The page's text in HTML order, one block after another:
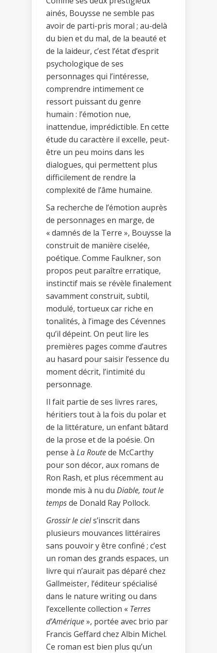
ainés, Bouysse ne semble pas
avoir de parti-pris moral ; au-delà
du bien et du mal, de la beauté et
de la laideur, c’est l’état d’esprit
psychologique de ses
personnages qui l’intéresse,
comprendre intimement ce
ressort puissant du genre
humain : l’émotion nue,
inattendue, imprédictible. En cette
étude du caractère il excelle, peut-
être un peu moins dans les
dialogues, qui permettent plus
difficilement de rendre la
complexité de l’âme humaine.
Sa recherche de l’émotion auprès
de personnages en marge, de
« damnés de la Terre », Bouysse la
construit de manière ciselée,
poétique. Comme Faulkner, son
propos peut paraître erratique,
instinctif mais se révèle finalement
savamment construit, subtil,
modulé, tortueux car riche en
tonalités, à l’image des Cévennes
qu’il dépeint. On peut lire les
premières pages comme d’autres
au hasard pour saisir l’essence du
moment décrit, l’intimité du
personnage.
Il fait partie de ses livres rares,
héritiers tout à la fois du polar et
de la littérature, un enfant bâtard
de la prose et de la poésie. On
pense à La Routede McCarthy
pour son décor, aux romans de
Ron Rash, et plus récemment au
monde mis à nu du Diable, tout le
tempsde Donald Ray Pollock.
Grossir le ciels’inscrit dans
plusieurs mouvances littéraires
sans pouvoir y être confiné ; c’est
un roman des grands espaces, un
livre qui n’aurait pas déparé chez
Gallmeister, l’éditeur spécialisé
dans le nature writing ou dans
l’excellente collection « Terres
d’Amérique», portée avec brio par
Francis Geffard chez Albin Michel.
Ce roman est bien plus qu’un